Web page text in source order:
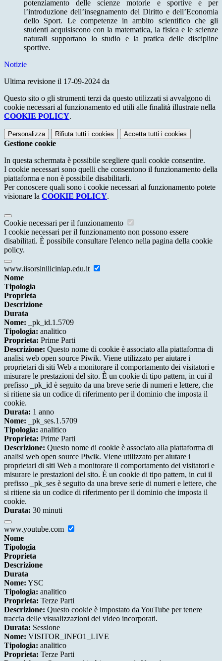
potenziamento delle scienze motorie e sportive e per
l’introduzione dell’insegnamento del Diritto e dell’Economia
dello Sport. Le competenze in ambito scientifico che gli
studenti acquisiscono con la matematica, la fisica e le scienze
naturali supportano lo studio e la pratica delle discipline
sportive.
Notizie
Ultima revisione il 17-09-2024 da
Questo sito o gli strumenti terzi da questo utilizzati si avvalgono di
cookie necessari al funzionamento ed utili alle finalità illustrate nella
COOKIE POLICY.
Personalizza Rifiuta tutti i cookies Accetta tutti i cookies
Gestione cookie
In questa schermata è possibile scegliere quali cookie consentire.
I cookie necessari sono quelli che consentono il funzionamento della
piattaforma e non è possibile disabilitarli.
Per conoscere quali sono i cookie necessari al funzionamento potete
visionare la COOKIE POLICY.
Cookie necessari per il funzionamento
I cookie necessari per il funzionamento non possono essere
disabilitati. È possibile consultare l'elenco nella pagina della cookie
policy.
www.iisorsiniliciniap.edu.it
Nome
Tipologia
Proprieta
Descrizione
Durata
Nome: _pk_id.1.5709
Tipologia: analitico
Proprieta: Prime Parti
Descrizione: Questo nome di cookie è associato alla piattaforma di
analisi web open source Piwik. Viene utilizzato per aiutare i
proprietari di siti Web a monitorare il comportamento dei visitatori e
misurare le prestazioni del sito. È un cookie di tipo pattern, in cui il
prefisso _pk_id è seguito da una breve serie di numeri e lettere, che
si ritiene sia un codice di riferimento per il dominio che imposta il
cookie.
Durata: 1 anno
Nome: _pk_ses.1.5709
Tipologia: analitico
Proprieta: Prime Parti
Descrizione: Questo nome di cookie è associato alla piattaforma di
analisi web open source Piwik. Viene utilizzato per aiutare i
proprietari di siti Web a monitorare il comportamento dei visitatori e
misurare le prestazioni del sito. È un cookie di tipo pattern, in cui il
prefisso _pk_ses è seguito da una breve serie di numeri e lettere, che
si ritiene sia un codice di riferimento per il dominio che imposta il
cookie.
Durata: 30 minuti
www.youtube.com
Nome
Tipologia
Proprieta
Descrizione
Durata
Nome: YSC
Tipologia: analitico
Proprieta: Terze Parti
Descrizione: Questo cookie è impostato da YouTube per tenere
traccia delle visualizzazioni dei video incorporati.
Durata: Sessione
Nome: VISITOR_INFO1_LIVE
Tipologia: analitico
Proprieta: Terze Parti